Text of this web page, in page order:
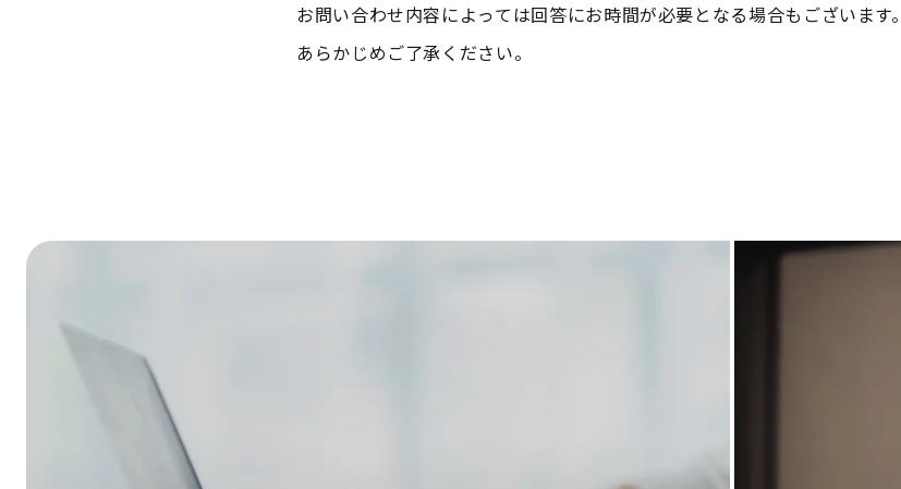
お問い合わせ内容によっては回答にお時間が必要となる場合もございます。
あらかじめご了承ください。